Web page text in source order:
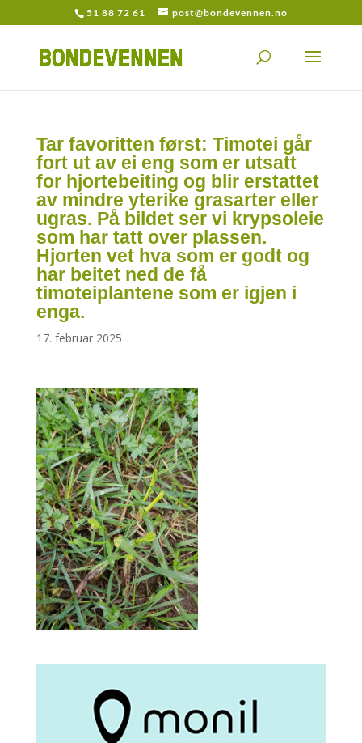
51 88 72 61 post@bondevennen.no
Tar favoritten først: Timotei går
fort ut av ei eng som er utsatt
for hjortebeiting og blir erstattet
av mindre yterike grasarter eller
ugras. På bildet ser vi krypsoleie
som har tatt over plassen.
Hjorten vet hva som er godt og
har beitet ned de få
timoteiplantene som er igjen i
enga.
17. februar 2025